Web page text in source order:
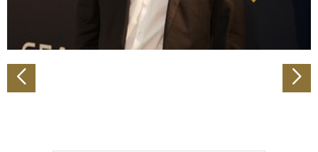
zu können und die Zugriffe auf unsere Website zu
analysieren. Außerdem geben wir Informationen zu Ihrer
Verwendung unserer Website an unsere Partner für
Partner führen diese Informationen möglicherweise mit
weiteren Daten zusammen, die Sie ihnen bereitgestellt